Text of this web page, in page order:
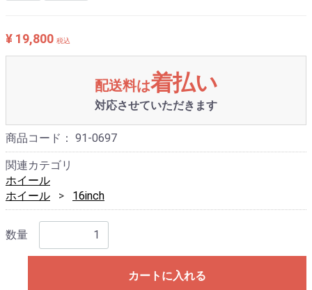
¥ 19,800 税込
配送料は着払い
対応させていただきます
商品コード： 91-0697
関連カテゴリ
ホイール
ホイール
16inch
数量
カートに入れる